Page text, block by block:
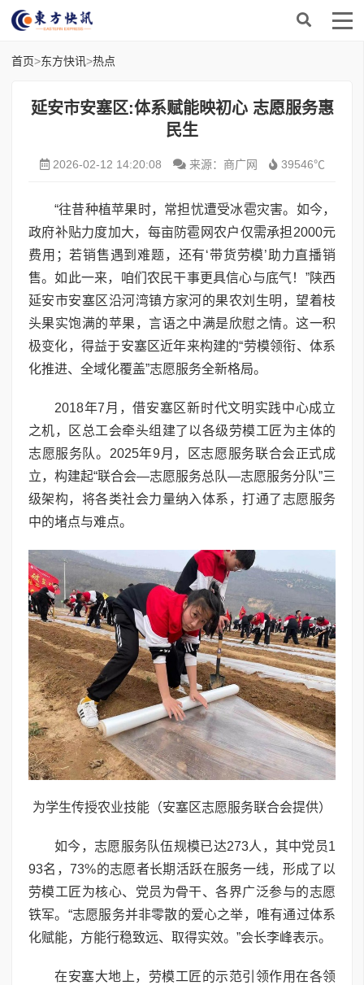
首页>东方快讯>热点
延安市安塞区:体系赋能映初心 志愿服务惠
民生
2026-02-12 14:20:08 来源：商广网 39546℃
“往昔种植苹果时，常担忧遭受冰雹灾害。如今，
政府补贴力度加大，每亩防雹网农户仅需承担2000元
费用；若销售遇到难题，还有‘带货劳模’助力直播销
售。如此一来，咱们农民干事更具信心与底气！”陕西
延安市安塞区沿河湾镇方家河的果农刘生明，望着枝
头果实饱满的苹果，言语之中满是欣慰之情。这一积
极变化，得益于安塞区近年来构建的“劳模领衔、体系
化推进、全域化覆盖”志愿服务全新格局。
2018年7月，借安塞区新时代文明实践中心成立
之机，区总工会牵头组建了以各级劳模工匠为主体的
志愿服务队。2025年9月，区志愿服务联合会正式成
立，构建起“联合会—志愿服务总队—志愿服务分队”三
级架构，将各类社会力量纳入体系，打通了志愿服务
中的堵点与难点。
为学生传授农业技能（安塞区志愿服务联合会提供）
如今，志愿服务队伍规模已达273人，其中党员1
93名，73%的志愿者长期活跃在服务一线，形成了以
劳模工匠为核心、党员为骨干、各界广泛参与的志愿
铁军。“志愿服务并非零散的爱心之举，唯有通过体系
化赋能，方能行稳致远、取得实效。”会长李峰表示。
在安塞大地上，劳模工匠的示范引领作用在各领